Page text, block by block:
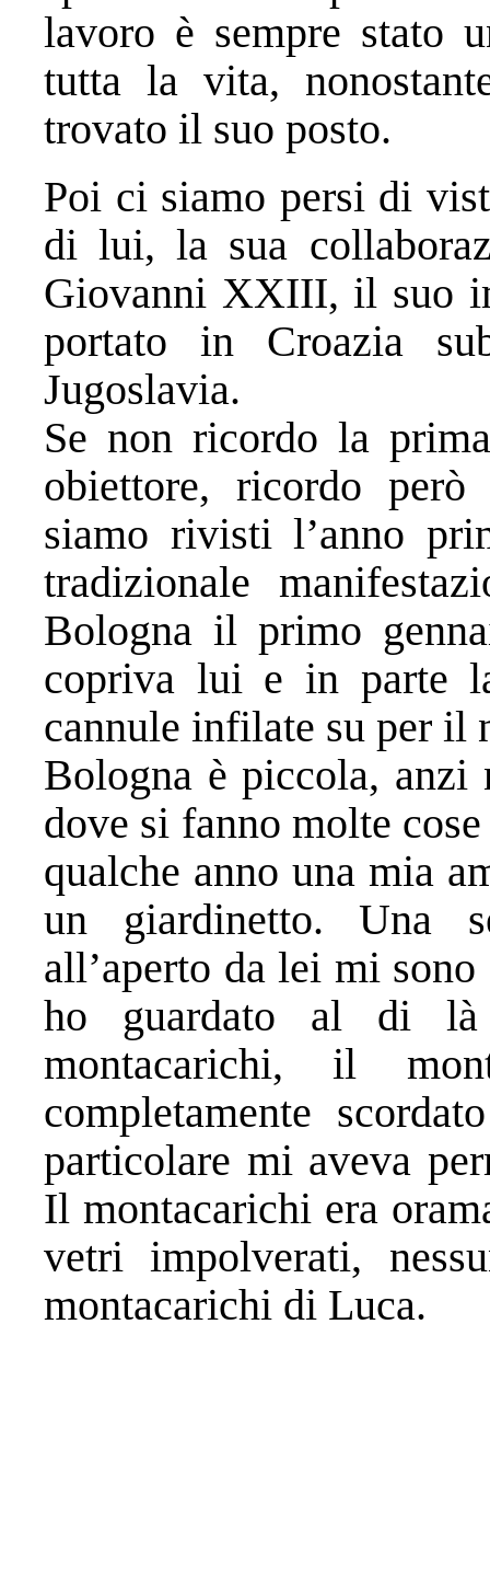
lavoro è sempre stato
tutta la vita,
trovato il suo posto.
Poi ci siamo persi di
di lui, la sua
Giovanni XXIII, il suo
portato in Croazia
Jugoslavia.
Se non ricordo la
obiettore, ricordo
siamo rivisti l’anno
tradizionale
Bologna il primo
copriva lui e in parte
cannule infilate su per il
Bologna è piccola, anzi
dove si fanno molte
qualche anno una mia
un giardinetto. Una
all’aperto da lei mi
ho guardato al di
montacarichi, il
completamente
particolare mi aveva
Il montacarichi era
vetri impolverati,
montacarichi di Luca.